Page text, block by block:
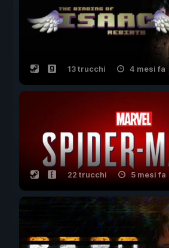
13 trucchi 4 mesi fa
22 trucchi 5 mesi fa